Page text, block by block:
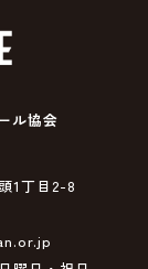
ル協会
1丁目2-8